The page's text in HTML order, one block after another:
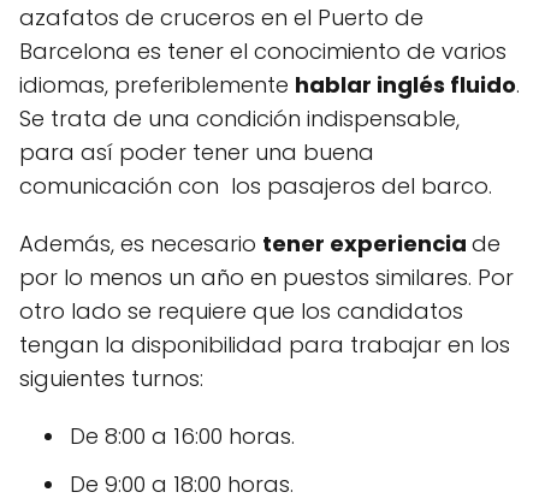
azafatos de cruceros en el Puerto de
Barcelona es tener el conocimiento de varios
idiomas, preferiblemente hablar inglés fluido.
Se trata de una condición indispensable,
para así poder tener una buena
comunicación con los pasajeros del barco.
Además, es necesario tener experiencia de
por lo menos un año en puestos similares. Por
otro lado se requiere que los candidatos
tengan la disponibilidad para trabajar en los
siguientes turnos:
De 8:00 a 16:00 horas.
De 9:00 a 18:00 horas.